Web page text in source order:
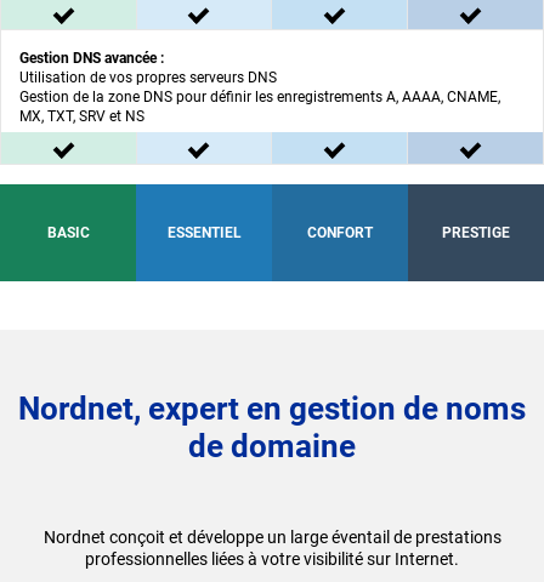
inclus dans l'offre BASICinclus dans l'offre ESSENTIEL
inclus dans l'offre
Gestion DNS avancée :
Utilisation de vos propres serveurs DNS
Gestion de la zone DNS pour définir les enregistrements A, AAAA, CNAME,
MX, TXT, SRV et NS
inclus dans l'offre BASICinclus dans l'offre ESSENTIEL
inclus dans l'offre
Offre
BASIC Offre
ESSENTIEL Offre
CONFORT Offre
PRESTIGE
Nordnet, expert en gestion de noms
de domaine
Nordnet conçoit et développe un large éventail de prestations
professionnelles liées à votre visibilité sur Internet.